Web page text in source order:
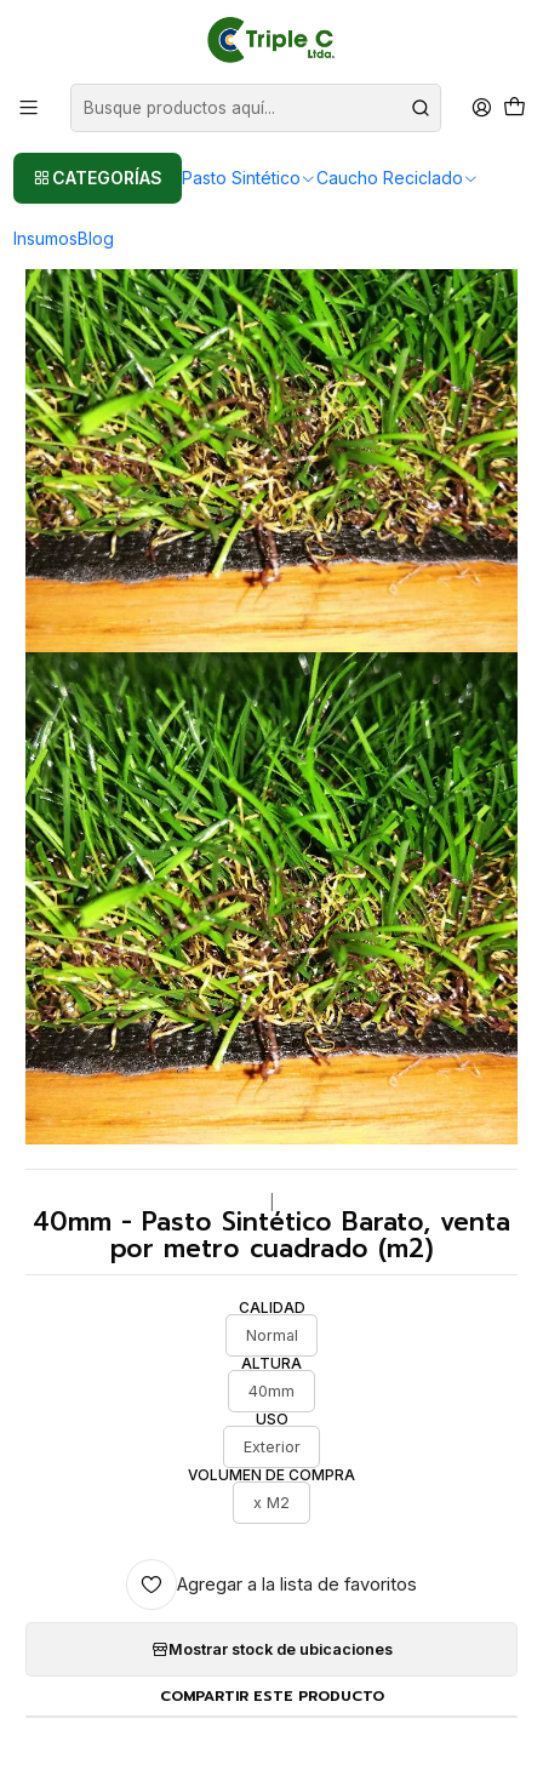
CATEGORÍAS Pasto Sintético Caucho Reciclado
InsumosBlog
Pasto sintético Para Jardín
40mm - Pasto Sintético Barato, venta por metro cuadrado (m2)
40mm - Pasto Sintético Barato, venta
por metro cuadrado (m2)
CALIDAD
Normal
ALTURA
40mm
USO
Exterior
VOLUMEN DE COMPRA
x M2
Agregar a la lista de favoritos
Mostrar stock de ubicaciones
COMPARTIR ESTE PRODUCTO